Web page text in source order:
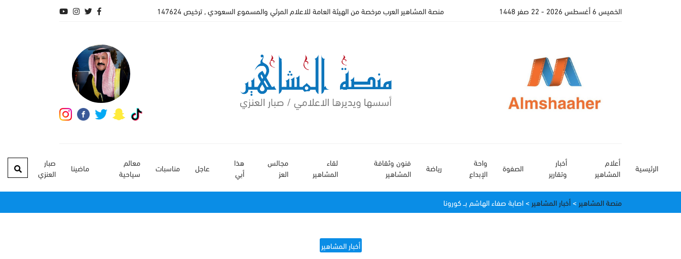
الخميس 6 أغسطس 2026 - 22 صفر 1448 منصة المشاهير العرب مرخصة من الهيئة العامة للاعلام المرئي والمسموع السعودي , ترخيص 147624
الرئيسية
أعلام
المشاهير
أخبار
وتقارير
الصفوة
واحة
الإبداع
رياضة
فنون وثقافة
المشاهير
لقاء
المشاهير
مجالس
العز
هذا
أبي
عاجل مناسبات
معالم
سياحية
ماضينا
صبار
العنزي
منصة المشاهير >أخبار المشاهير > اصابة صفاء الهاشم بــ كورونا
أخبار المشاهير